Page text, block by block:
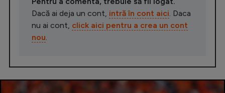
Dacă ai deja un cont, intră în cont aici . Daca
nu ai cont, click aici pentru a crea un cont
nou